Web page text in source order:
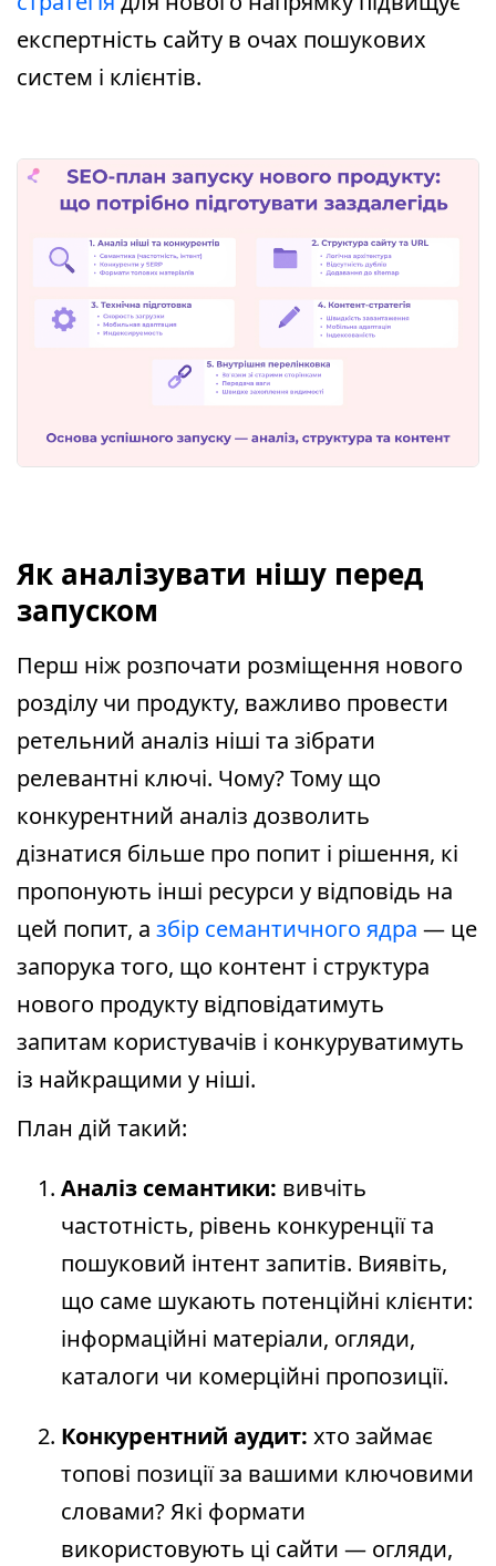
експертність сайту в очах пошукових
систем і клієнтів.
Як аналізувати нішу перед
запуском
Перш ніж розпочати розміщення нового
розділу чи продукту, важливо провести
ретельний аналіз ніші та зібрати
релевантні ключі. Чому? Тому що
конкурентний аналіз дозволить
дізнатися більше про попит і рішення, кі
пропонують інші ресурси у відповідь на
цей попит, а збір семантичного ядра — це
запорука того, що контент і структура
нового продукту відповідатимуть
запитам користувачів і конкуруватимуть
із найкращими у ніші.
План дій такий:
Аналіз семантики: вивчіть
частотність, рівень конкуренції та
пошуковий інтент запитів. Виявіть,
що саме шукають потенційні клієнти:
інформаційні матеріали, огляди,
каталоги чи комерційні пропозиції.
Конкурентний аудит: хто займає
топові позиції за вашими ключовими
словами? Які формати
використовують ці сайти — огляди,